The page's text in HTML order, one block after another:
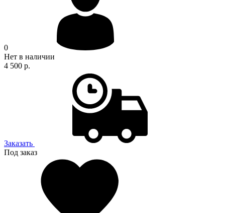
0
Нет в наличии
4 500 р.
Заказать
Под заказ